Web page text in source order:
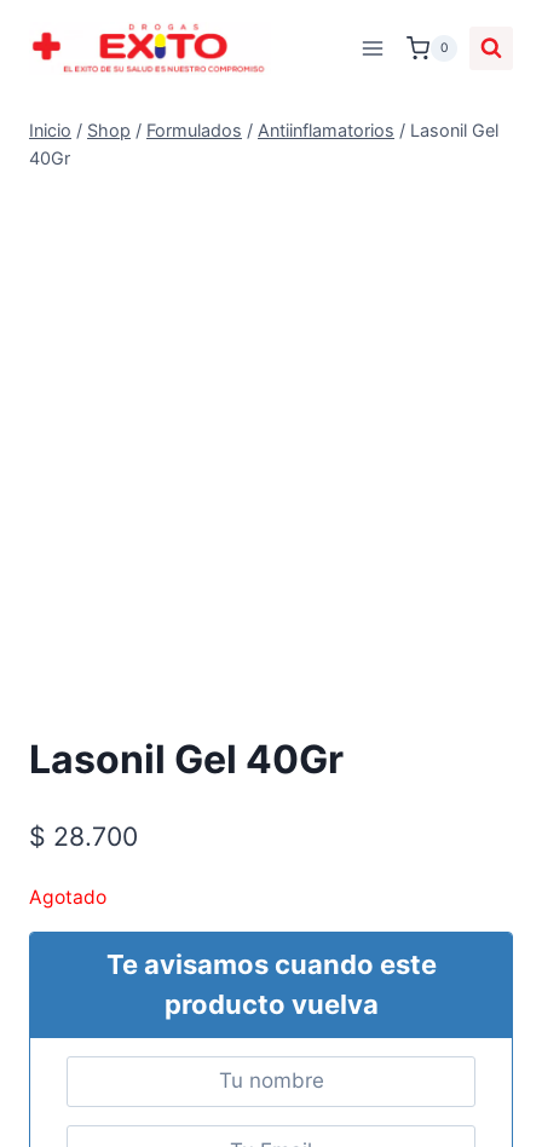
0
Inicio / Shop / Formulados / Antiinflamatorios / Lasonil Gel
40Gr
Lasonil Gel 40Gr
$ 28.700
Agotado
Te avisamos cuando este
producto vuelva